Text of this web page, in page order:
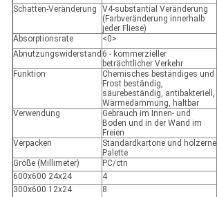
Schatten-Veränderung
V4-substantial Veränderung
(Farbveränderung innerhalb
jeder Fliese)
Absorptionsrate
<0>
Abnutzungswiderstand 6 - kommerzieller
beträchtlicher Verkehr
Funktion
Chemisches beständiges und
Frost beständig,
säurebeständig, antibakteriell,
Wärmedämmung, haltbar
Verwendung
Gebrauch im Innen- und
Boden und in der Wand im
Freien
Verpacken
Standardkartone und hölzerne
Palette
Größe (Millimeter)
PC/ctn
600x600 24x24
4
300x600 12x24
8